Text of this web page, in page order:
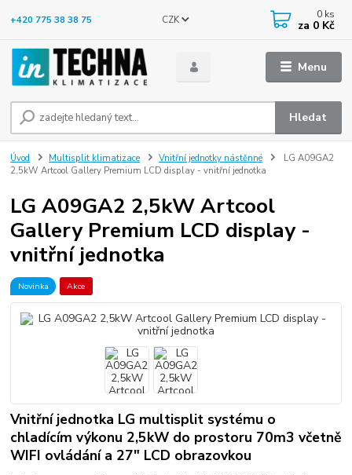
Menu
CZK
Hledat
+420 775 38 38 75 0 ks
za 0 Kč
Úvod Multisplit klimatizace Vnitřní jednotky nástěnné
LG A09GA2
2,5kW Artcool Gallery Premium LCD display - vnitřní jednotka
LG A09GA2 2,5kW Artcool
Gallery Premium LCD display -
vnitřní jednotka
Novinka Akce
Vnitřní jednotka LG multisplit systému o
chladícím výkonu 2,5kW do prostoru 70m3 včetně
WIFI ovládání a 27" LCD obrazovkou